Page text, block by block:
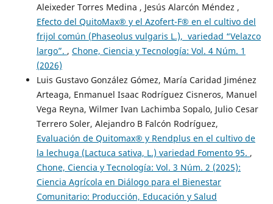
Aleixeder Torres Medina , Jesús Alarcón Méndez ,
Efecto del QuitoMax® y el Azofert-F® en el cultivo del
frijol común (Phaseolus vulgaris L.), variedad “Velazco
largo”. , Chone, Ciencia y Tecnología: Vol. 4 Núm. 1
(2026)
Luis Gustavo González Gómez, María Caridad Jiménez
Arteaga, Enmanuel Isaac Rodríguez Cisneros, Manuel
Vega Reyna, Wilmer Ivan Lachimba Sopalo, Julio Cesar
Terrero Soler, Alejandro B Falcón Rodríguez,
Evaluación de Quitomax® y Rendplus en el cultivo de
la lechuga (Lactuca sativa, L.) variedad Fomento 95. ,
Chone, Ciencia y Tecnología: Vol. 3 Núm. 2 (2025):
Ciencia Agrícola en Diálogo para el Bienestar
Comunitario: Producción, Educación y Salud